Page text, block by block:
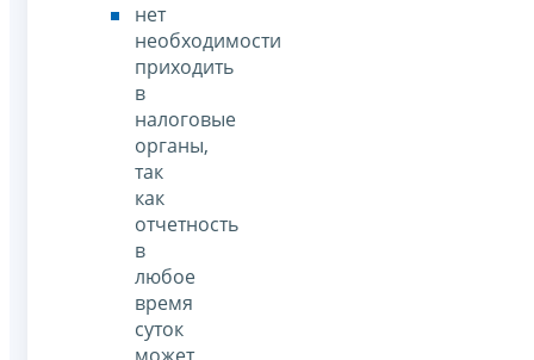
нет
необходимости
приходить
в
налоговые
органы,
так
как
отчетность
в
любое
время
суток